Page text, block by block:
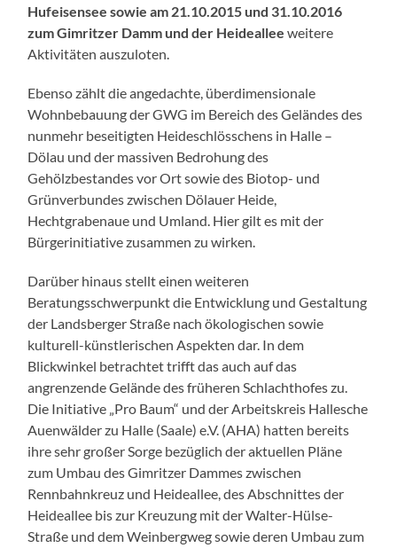
Hufeisensee sowie am 21.10.2015 und 31.10.2016
zum Gimritzer Damm und der Heideallee weitere
Aktivitäten auszuloten.
Ebenso zählt die angedachte, überdimensionale
Wohnbebauung der GWG im Bereich des Geländes des
nunmehr beseitigten Heideschlösschens in Halle –
Dölau und der massiven Bedrohung des
Gehölzbestandes vor Ort sowie des Biotop- und
Grünverbundes zwischen Dölauer Heide,
Hechtgrabenaue und Umland. Hier gilt es mit der
Bürgerinitiative zusammen zu wirken.
Darüber hinaus stellt einen weiteren
Beratungsschwerpunkt die Entwicklung und Gestaltung
der Landsberger Straße nach ökologischen sowie
kulturell-künstlerischen Aspekten dar. In dem
Blickwinkel betrachtet trifft das auch auf das
angrenzende Gelände des früheren Schlachthofes zu.
Die Initiative „Pro Baum“ und der Arbeitskreis Hallesche
Auenwälder zu Halle (Saale) e.V. (AHA) hatten bereits
ihre sehr großer Sorge bezüglich der aktuellen Pläne
zum Umbau des Gimritzer Dammes zwischen
Rennbahnkreuz und Heideallee, des Abschnittes der
Heideallee bis zur Kreuzung mit der Walter-Hülse-
Straße und dem Weinbergweg sowie deren Umbau zum